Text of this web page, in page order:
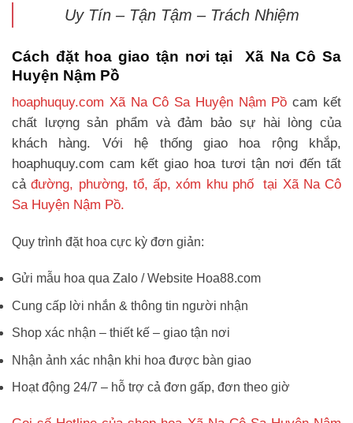
Uy Tín – Tận Tậm – Trách Nhiệm
Cách đặt hoa giao tận nơi tại Xã Na Cô Sa
Huyện Nậm Pồ
hoaphuquy.com Xã Na Cô Sa Huyện Nậm Pồ cam kết
chất lượng sản phẩm và đảm bảo sự hài lòng của
khách hàng. Với hệ thống giao hoa rộng khắp,
hoaphuquy.com cam kết giao hoa tươi tận nơi đến tất
cảđường, phường, tổ, ấp, xóm khu phố tại Xã Na Cô
Sa Huyện Nậm Pồ.
Quy trình đặt hoa cực kỳ đơn giản:
Gửi mẫu hoa qua Zalo / Website Hoa88.com
Cung cấp lời nhắn & thông tin người nhận
Shop xác nhận – thiết kế – giao tận nơi
Nhận ảnh xác nhận khi hoa được bàn giao
Hoạt động 24/7 – hỗ trợ cả đơn gấp, đơn theo giờ